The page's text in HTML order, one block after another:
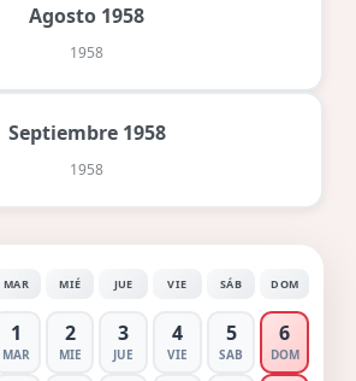
Agosto 1958
1958
Septiembre 1958
1958
MAR MIÉ JUE VIE SÁB DOM
1
MAR
2
MIE
3
JUE
4
VIE
5
SAB
6
DOM